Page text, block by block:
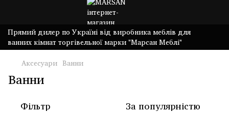
Прямий дилер по Україні від виробника меблів для
ванних кімнат торгівельної марки "Марсан Меблі"
Аксесуари Ванни
Ванни
Фільтр За популярністю